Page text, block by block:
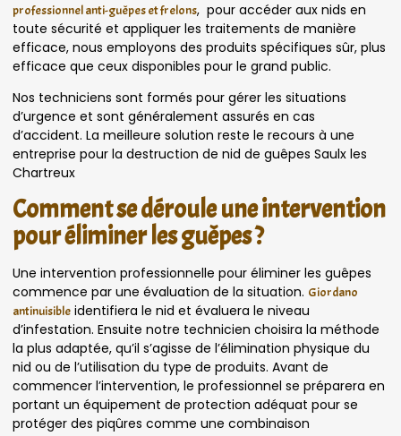
professionnel anti-guêpes et frelons, pour accéder aux nids en
toute sécurité et appliquer les traitements de manière
efficace, nous employons des produits spécifiques sûr, plus
efficace que ceux disponibles pour le grand public.
Nos techniciens sont formés pour gérer les situations
d’urgence et sont généralement assurés en cas
d’accident. La meilleure solution reste le recours à une
entreprise pour la destruction de nid de guêpes Saulx les
Chartreux
Comment se déroule une intervention
pour éliminer les guêpes ?
Une intervention professionnelle pour éliminer les guêpes
commence par une évaluation de la situation. Giordano
antinuisible identifiera le nid et évaluera le niveau
d’infestation. Ensuite notre technicien choisira la méthode
la plus adaptée, qu’il s’agisse de l’élimination physique du
nid ou de l’utilisation du type de produits. Avant de
commencer l’intervention, le professionnel se préparera en
portant un équipement de protection adéquat pour se
protéger des piqûres comme une combinaison